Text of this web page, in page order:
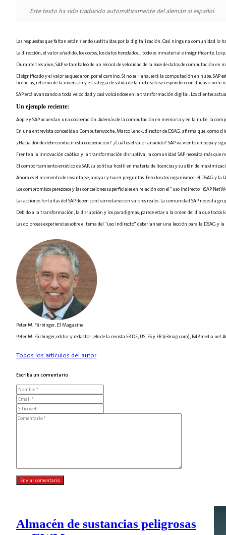
Este texto ha sido traducido automáticamente del alemán al español.
Las respuestas que faltan están siendo sustituidas por la digitalización. Casi ninguna comunidad lo
La dirección, el valor añadido, los costes, los datos heredados... todo es inmaterial e insignificante. Lo
Durante tres años, SAP se tambaleó de un récord de velocidad de la base de datos de computación
El significado y el valor se quedaron por el camino. Si no es Hana, será la computación en nube.
licencias, retorno de la inversión y estrategia de salida de la nube sólo se responden con dudas o no se
SAP está avanzando a toda velocidad y casi volcándose en la transformación digital. Los clientes
Un ejemplo reciente:
Apple y SAP acuerdan una cooperación. Además de la computación en memoria y en la nube, la
En una entrevista concedida a Computerwoche, Marco Lenck, director de DSAG, afirma que, como
¿Hacia dónde debe conducir esta cooperación? ¿Cuál es el valor añadido? SAP va viento en popa y
Frente a la innovación caótica y la transformación disruptiva, la comunidad SAP necesita más que
El comportamiento errático de SAP, su política hostil en materia de licencias y su afán de
Ahora es el momento de levantarse, apoyar y hacer preguntas. Pero los dos organismos -el DSAG
Los compromisos perezosos y las concesiones superficiales en relación con el "uso indirecto" (SAP
Las acciones fortuitas del SAP deben contrarrestarse con valores reales. La comunidad SAP necesita
Debido a la transformación, la disrupción y los paradigmas, parece estar a la orden del día que todos
Las dolorosas experiencias sobre el tema del "uso indirecto" deberían ser una lección para la DSAG y
Peter M. Färbinger, E3 Magazine
Peter M. Färbinger, editor y redactor jefe de la revista E3 DE, US, ES y FR (e3mag.com),
Todos los artículos del autor
Escriba un comentario
Almacén de sustancias peligrosas